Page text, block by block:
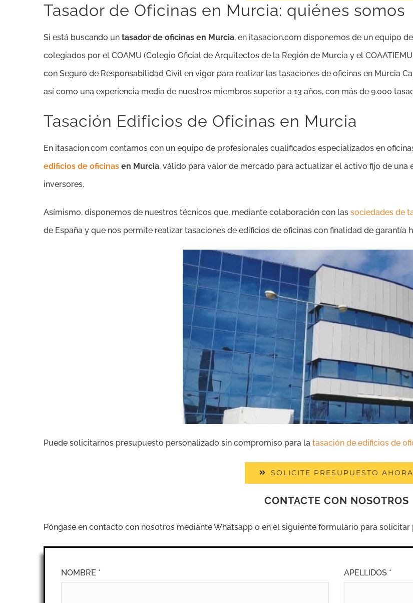
Tasador de Oficinas en Murcia: quiénes somos
Si está buscando un tasador de oficinas en Murcia, en itasacion.com disponemos de un equipo
colegiados por el COAMU (Colegio Oficial de Arquitectos de la Región de Murcia y el
con Seguro de Responsabilidad Civil en vigor para realizar las tasaciones de oficinas en Murcia
así como una experiencia media de nuestros miembros superior a 13 años, con más de 9.000
Tasación Edificios de Oficinas en Murcia
En itasacion.com contamos con un equipo de profesionales cualificados especializados en
edificios de oficinas en Murcia, válido para valor de mercado para actualizar el activo fijo de
inversores.
Asímismo, disponemos de nuestros técnicos que, mediante colaboración con las sociedades de
de España y que nos permite realizar tasaciones de edificios de oficinas con finalidad de garantía
Puede solicitarnos presupuesto personalizado sin compromiso para la tasación de edificios de
SOLICITE PRESUPUESTO AHORA
CONTACTE CON NOSOTROS
Póngase en contacto con nosotros mediante Whatsapp o en el siguiente formulario para
NOMBRE * APELLIDOS *